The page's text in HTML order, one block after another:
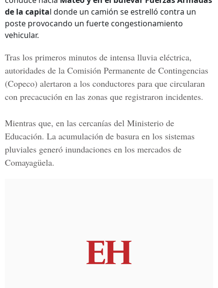
de la capital donde un camión se estrelló contra un
poste provocando un fuerte congestionamiento
vehicular.
Tras los primeros minutos de intensa lluvia eléctrica,
autoridades de la Comisión Permanente de Contingencias
(Copeco) alertaron a los conductores para que circularan
con precacución en las zonas que registraron incidentes.
Mientras que, en las cercanías del Ministerio de
Educación. La acumulación de basura en los sistemas
pluviales generó inundaciones en los mercados de
Comayagüela.